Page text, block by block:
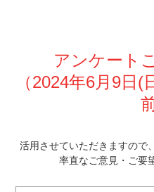
アンケート
（2024年6月9日 (
活⽤させていただきますので、
率直なご意⾒・ご要